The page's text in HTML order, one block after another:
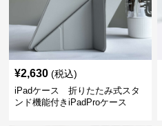
¥2,630 (税込)
iPadケース 折りたたみ式スタ
ンド機能付きiPadProケース